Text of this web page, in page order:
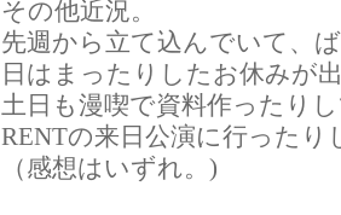
その他近況。
先週から立て込んでいて、
日はまったりしたお休みが
土日も漫喫で資料作ったり
RENTの来日公演に行ったり
（感想はいずれ。)